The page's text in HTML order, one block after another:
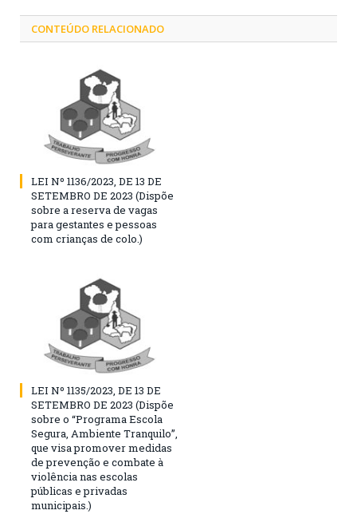
CONTEÚDO RELACIONADO
LEI Nº 1136/2023, DE 13 DE
SETEMBRO DE 2023 (Dispõe
sobre a reserva de vagas
para gestantes e pessoas
com crianças de colo.)
LEI Nº 1135/2023, DE 13 DE
SETEMBRO DE 2023 (Dispõe
sobre o “Programa Escola
Segura, Ambiente Tranquilo”,
que visa promover medidas
de prevenção e combate à
violência nas escolas
públicas e privadas
municipais.)